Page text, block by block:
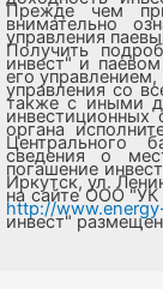
Прежде чем
внимательно
управления
Получить
инвест" и
его
управления со
также с иными
инвестиционных
органа
Центрального
сведения о
погашение
Иркутск, ул.
на сайте ООО "УК
http://
инвест"